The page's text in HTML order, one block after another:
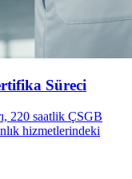
Süreci
220 saatlik ÇSGB
hizmetlerindeki